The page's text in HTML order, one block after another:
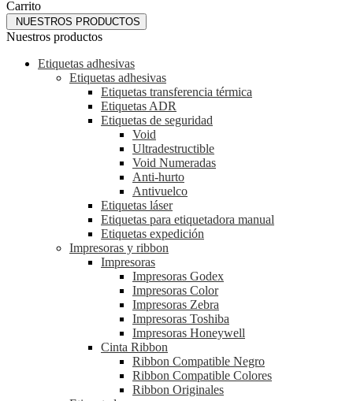
Carrito
NUESTROS PRODUCTOS
Nuestros productos
Etiquetas adhesivas
Etiquetas adhesivas
Etiquetas transferencia térmica
Etiquetas ADR
Etiquetas de seguridad
Void
Ultradestructible
Void Numeradas
Anti-hurto
Antivuelco
Etiquetas láser
Etiquetas para etiquetadora manual
Etiquetas expedición
Impresoras y ribbon
Impresoras
Impresoras Godex
Impresoras Color
Impresoras Zebra
Impresoras Toshiba
Impresoras Honeywell
Cinta Ribbon
Ribbon Compatible Negro
Ribbon Compatible Colores
Ribbon Originales